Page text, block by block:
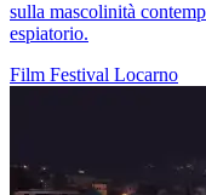
sulla mascolinità
espiatorio.
Film Festival Locarno